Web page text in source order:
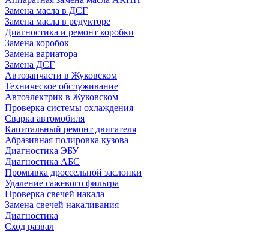
Замена масла в ДСГ
Замена масла в редукторе
Диагностика и ремонт коробки
Замена коробок
Замена вариатора
Замена ДСГ
Автозапчасти в Жуковском
Техническое обслуживание
Автоэлектрик в Жуковском
Проверка системы охлаждения
Сварка автомобиля
Капитальный ремонт двигателя
Абразивная полировка кузова
Диагностика ЭБУ
Диагностика АБС
Промывка дроссельной заслонки
Удаление сажевого фильтра
Проверка свечей накала
Замена свечей накаливания
Диагностика
Сход развал